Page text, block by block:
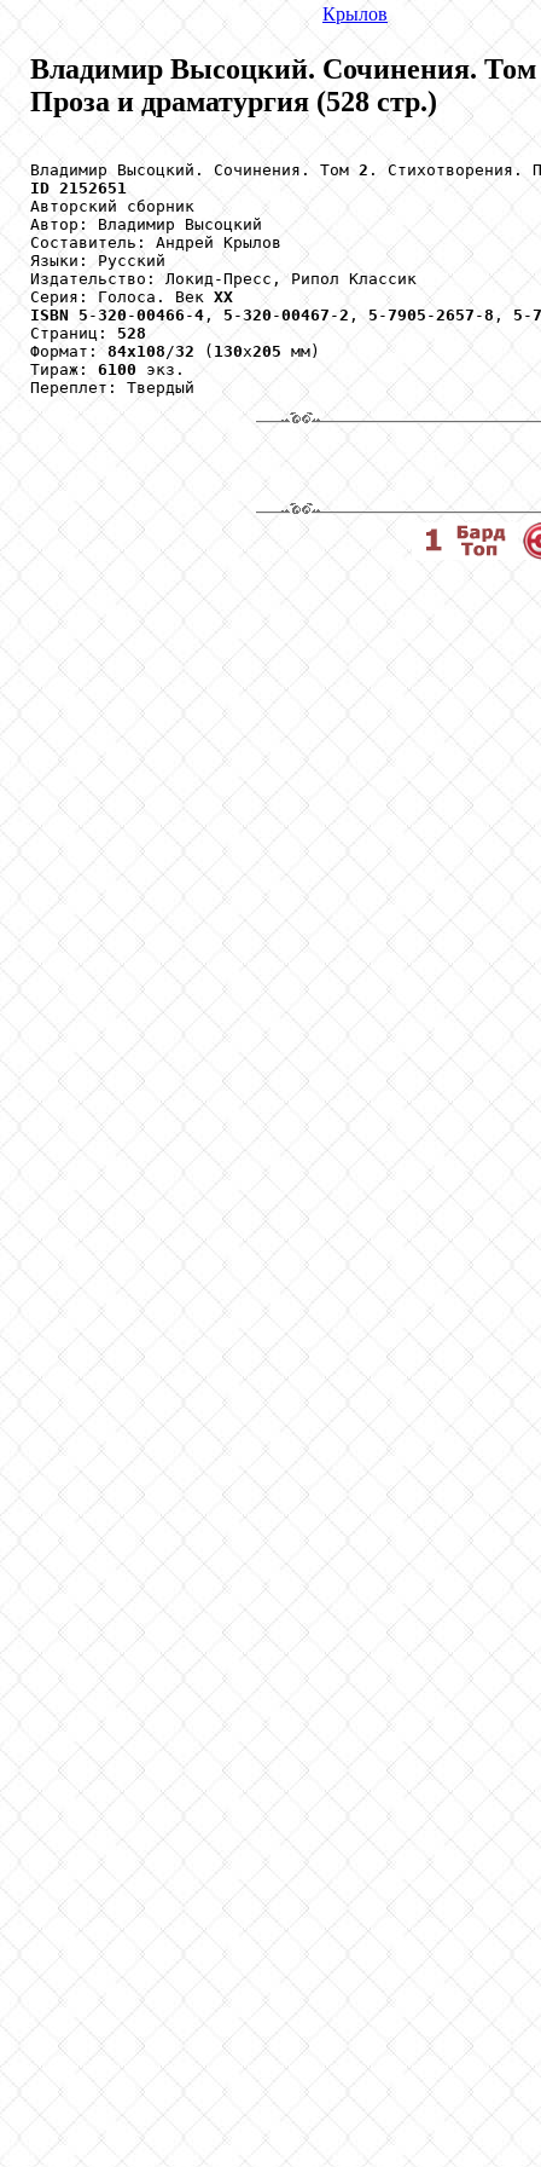
Крылов
Владимир Высоцкий. Сочинения. Том
Проза и драматургия (528 стр.)
Владимир Высоцкий. Сочинения. Том 2 . Стихотворения.
ID 2152651
Авторский сборник
Автор: Владимир Высоцкий
Составитель: Андрей Крылов
Языки: Русский
Издательство: Локид-Пресс, Рипол Классик
Серия: Голоса. Век XX
ISBN 5 -320 -00466 -4 , 5 -320 -00467 - 2 , 5 -7905 - 2657 -8 , 5 -
Страниц: 528
Формат: 84x108 /32 ( 130х205 мм)
Тираж: 6100 экз.
Переплет: Твердый